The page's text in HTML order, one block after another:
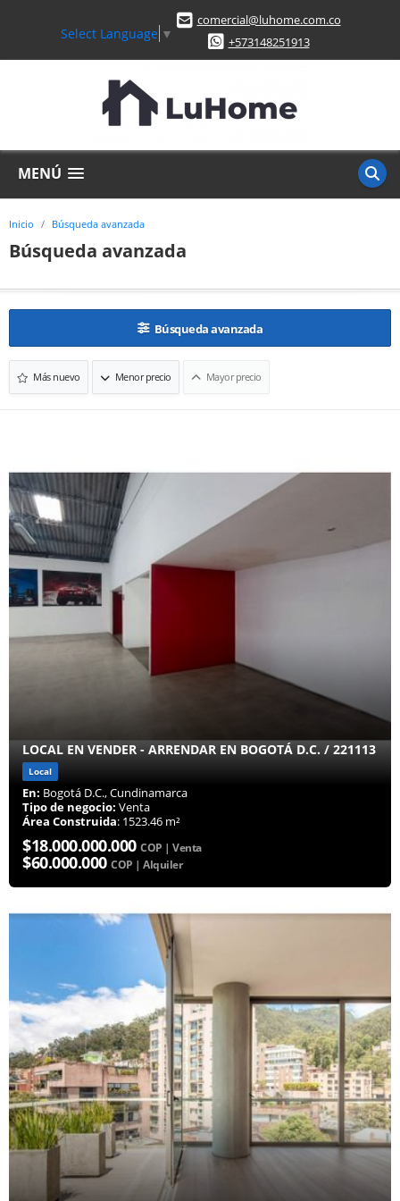
Select Language ▼
comercial@luhome.com.co
+573148251913
MENÚ
Inicio Búsqueda avanzada
Búsqueda avanzada
Búsqueda avanzada
Más nuevo Menor precio Mayor precio
LOCAL EN VENDER - ARRENDAR EN BOGOTÁ D.C. / 221113
Local
En: Bogotá D.C., Cundinamarca
Tipo de negocio: Venta
Área Construida: 1523.46 m²
$18.000.000.000 COP | Venta
$60.000.000 COP | Alquiler